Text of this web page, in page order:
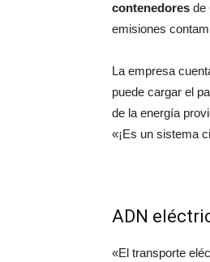
contenedores de
emisiones
La empresa
puede cargar el
de la energía
«¡Es un sistema
ADN
«El transporte